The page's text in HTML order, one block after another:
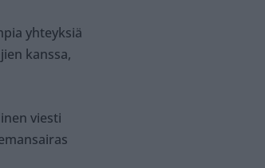
yhteyksiä
kanssa,
viesti